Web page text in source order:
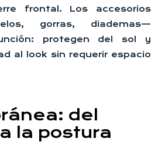
frontal. Los accesorios
gorras, diademas—
protegen del sol y
al look sin requerir espacio
del
la postura